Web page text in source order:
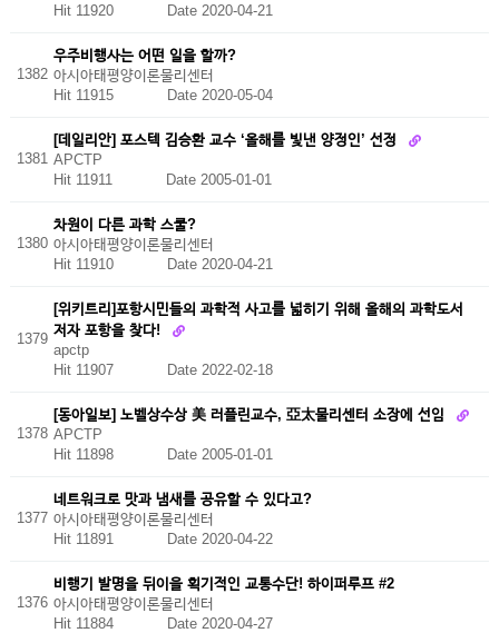
Hit 11920 Date 2020-04-21
1382
우주비행사는 어떤 일을 할까?
아시아태평양이론물리센터
Hit 11915 Date 2020-05-04
1381
[데일리안] 포스텍 김승환 교수 ‘올해를 빛낸 양정인’ 선정
APCTP
Hit 11911
Date 2005-01-01
1380
차원이 다른 과학 스쿨?
아시아태평양이론물리센터
Hit 11910 Date 2020-04-21
1379
[위키트리]포항시민들의 과학적 사고를 넓히기 위해 올해의 과학도서
저자 포항을 찾다!
apctp
Hit 11907 Date 2022-02-18
1378
[동아일보] 노벨상수상 美 러플린교수, 亞太물리센터 소장에 선임
APCTP
Hit 11898
Date 2005-01-01
1377
네트워크로 맛과 냄새를 공유할 수 있다고?
아시아태평양이론물리센터
Hit 11891 Date 2020-04-22
1376
비행기 발명을 뒤이을 획기적인 교통수단! 하이퍼루프 #2
아시아태평양이론물리센터
Hit 11884 Date 2020-04-27